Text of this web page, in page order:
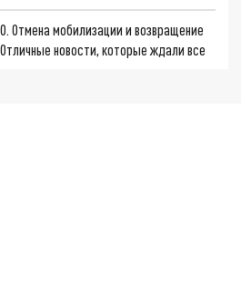
Отмена мобилизации и возвращение
новости, которые ждали все